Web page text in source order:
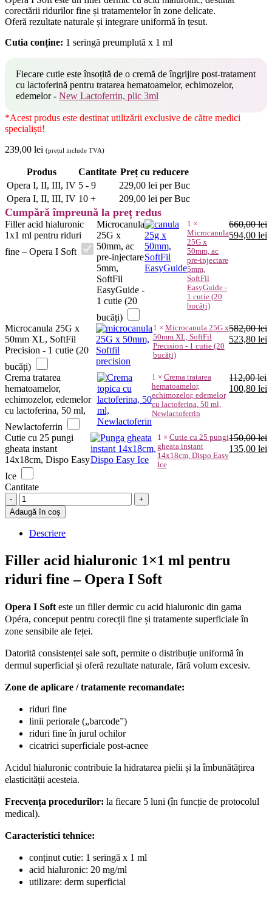
corectării ridurilor fine și tratamentelor în zone delicate.
Oferă rezultate naturale și integrare uniformă în țesut.
Cutia conține: 1 seringă preumplută x 1 ml
Fiecare cutie este însoțită de o cremă de îngrijire post-tratament
cu lactoferină pentru tratarea hematoamelor, echimozelor,
edemelor - New Lactoferrin, plic 3ml
*Acest produs este destinat utilizării exclusive de către medici
specialiști!
239,00 lei (prețul include TVA)
Produs Cantitate Preț cu reducere
Opera I, II, III, IV 5 - 9 229,00 lei per Buc
Opera I, II, III, IV 10 + 209,00 lei per Buc
Cumpără împreună la preț redus
Filler acid hialuronic
1x1 ml pentru riduri
fine – Opera I Soft
Microcanula
25G x
50mm, ac
pre-injectare
5mm,
SoftFil
EasyGuide -
1 cutie (20
bucăți)
1 ×
Microcanula
25G x
50mm, ac
pre-injectare
5mm,
SoftFil
EasyGuide -
1 cutie (20
bucăți)
660,00lei
Prețul
594,00 lei
Microcanula 25G x
50mm XL, SoftFil
Precision - 1 cutie (20
bucăți)
1 × Microcanula 25G x
50mm XL, SoftFil
Precision - 1 cutie (20
bucăți)
582,00lei
Prețul
582,00 lei.
523,80 lei
Crema tratarea
hematoamelor,
echimozelor, edemelor
cu lactoferina, 50 ml,
Newlactoferrin
1 × Crema tratarea
hematoamelor,
echimozelor, edemelor
cu lactoferina, 50 ml,
Newlactoferrin
112,00lei
Prețul
100,80 lei
Cutie cu 25 pungi
gheata instant
14x18cm, Dispo Easy
Ice
1 × Cutie cu 25 pungi
gheata instant
14x18cm, Dispo Easy
Ice
150,00lei
Prețul
inițial
135,00 lei
Cantitate
Filler
acid
hialuronic
1x1
riduri
fine
–
I
Soft
quantity
Adaugă în coș
Descriere
Filler acid hialuronic 1×1 ml pentru
riduri fine – Opera I Soft
Opera I Soft este un filler dermic cu acid hialuronic din gama
Opéra, conceput pentru corecții fine și tratamente superficiale în
zone sensibile ale feței.
Datorită consistenței sale soft, permite o distribuție uniformă în
dermul superficial și oferă rezultate naturale, fără volum excesiv.
Zone de aplicare / tratamente recomandate:
riduri fine
linii periorale („barcode”)
riduri fine în jurul ochilor
cicatrici superficiale post-acnee
Acidul hialuronic contribuie la hidratarea pielii și la îmbunătățirea
elasticității acesteia.
Frecvența procedurilor: la fiecare 5 luni (în funcție de protocolul
medical).
Caracteristici tehnice:
conținut cutie: 1 seringă x 1 ml
acid hialuronic: 20 mg/ml
utilizare: derm superficial